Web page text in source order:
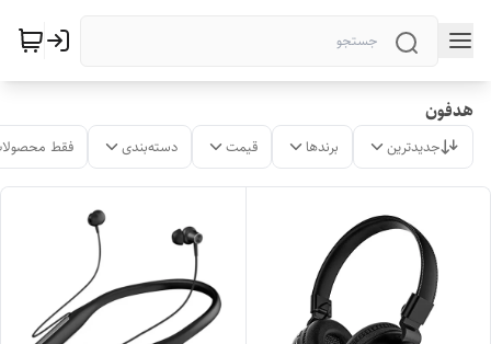
هدفون
جدیدترین برندها قیمت دسته‌بندی فقط